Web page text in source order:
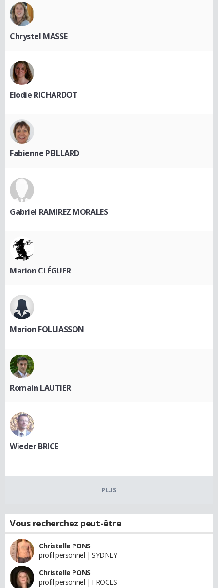
Chrystel MASSE
Elodie RICHARDOT
Fabienne PEILLARD
Gabriel RAMIREZ MORALES
Marion CLÉGUER
Marion FOLLIASSON
Romain LAUTIER
Wieder BRICE
PLUS
Vous recherchez peut-être
Christelle PONS
profil personnel | SYDNEY
Christelle PONS
profil personnel | FROGES